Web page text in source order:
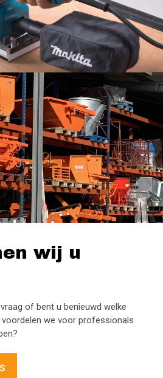
wij u
of bent u benieuwd welke
we voor professionals